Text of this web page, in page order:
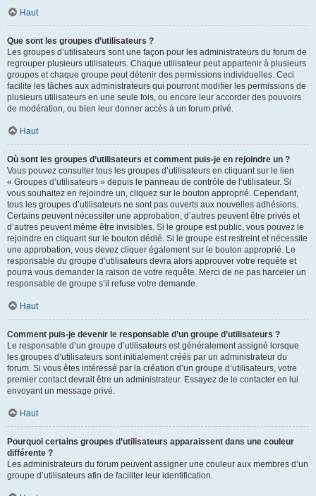
Haut
Que sont les groupes d’utilisateurs ?
Les groupes d’utilisateurs sont une façon pour les administrateurs du forum de
regrouper plusieurs utilisateurs. Chaque utilisateur peut appartenir à plusieurs
groupes et chaque groupe peut détenir des permissions individuelles. Ceci
facilite les tâches aux administrateurs qui pourront modifier les permissions de
plusieurs utilisateurs en une seule fois, ou encore leur accorder des pouvoirs
de modération, ou bien leur donner accès à un forum privé.
Haut
Où sont les groupes d’utilisateurs et comment puis-je en rejoindre un ?
Vous pouvez consulter tous les groupes d’utilisateurs en cliquant sur le lien
« Groupes d’utilisateurs » depuis le panneau de contrôle de l’utilisateur. Si
vous souhaitez en rejoindre un, cliquez sur le bouton approprié. Cependant,
tous les groupes d’utilisateurs ne sont pas ouverts aux nouvelles adhésions.
Certains peuvent nécessiter une approbation, d’autres peuvent être privés et
d’autres peuvent même être invisibles. Si le groupe est public, vous pouvez le
rejoindre en cliquant sur le bouton dédié. Si le groupe est restreint et nécessite
une approbation, vous devez cliquer également sur le bouton approprié. Le
responsable du groupe d’utilisateurs devra alors approuver votre requête et
pourra vous demander la raison de votre requête. Merci de ne pas harceler un
responsable de groupe s’il refuse votre demande.
Haut
Comment puis-je devenir le responsable d’un groupe d’utilisateurs ?
Le responsable d’un groupe d’utilisateurs est généralement assigné lorsque
les groupes d’utilisateurs sont initialement créés par un administrateur du
forum. Si vous êtes intéressé par la création d’un groupe d’utilisateurs, votre
premier contact devrait être un administrateur. Essayez de le contacter en lui
envoyant un message privé.
Haut
Pourquoi certains groupes d’utilisateurs apparaissent dans une couleur
différente ?
Les administrateurs du forum peuvent assigner une couleur aux membres d’un
groupe d’utilisateurs afin de faciliter leur identification.